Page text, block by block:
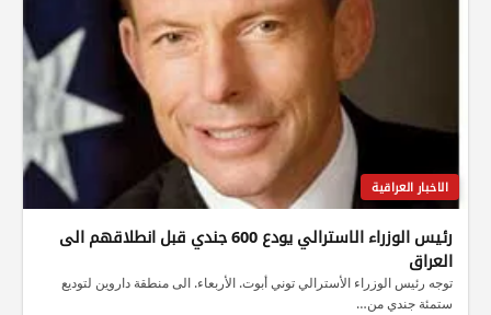
الاخبار العراقية
رئيس الوزراء الاسترالي يودع 600 جندي قبل انطلاقهم الى
العراق
توجه رئيس الوزراء الأسترالي توني أبوت. الأربعاء. الى منطقة داروين لتوديع
ستمئة جندي من…